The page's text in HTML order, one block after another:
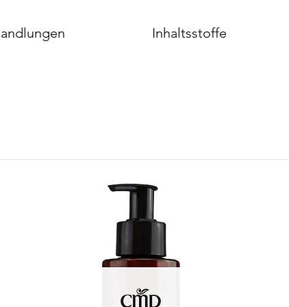
Inhaltsstoffe